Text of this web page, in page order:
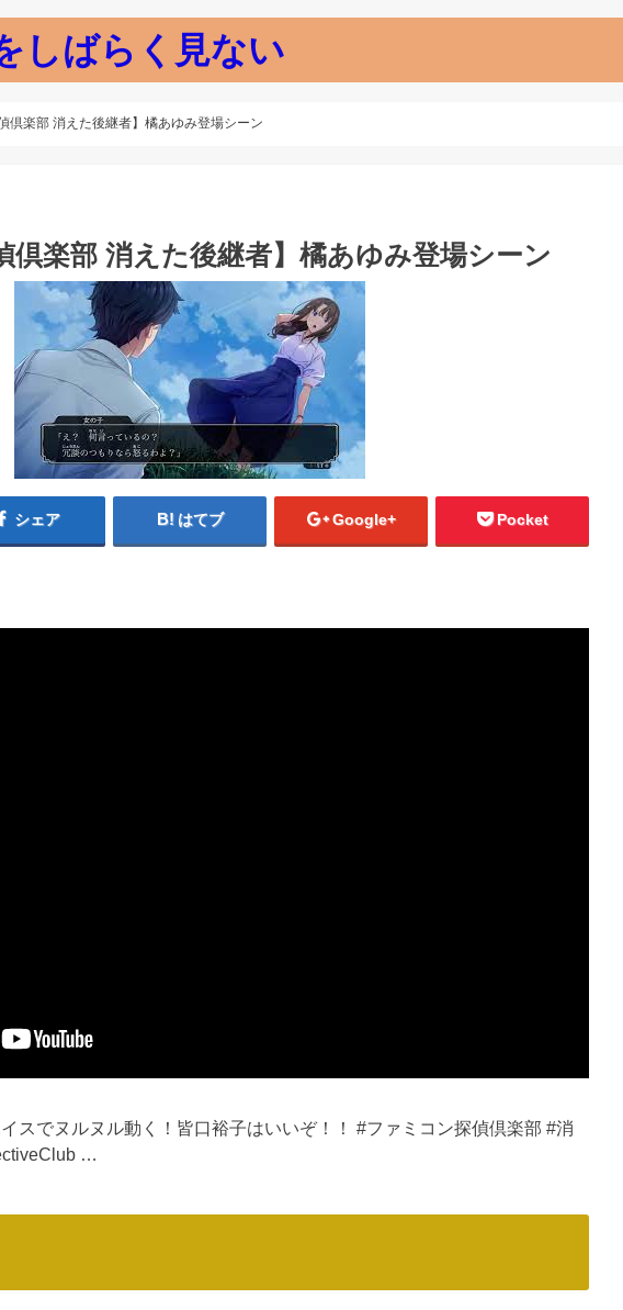
しばらく見ない
倶楽部 消えた後継者】橘あゆみ登場シーン
倶楽部 消えた後継者】橘あゆみ登場シーン
シェア はてブ Google+ Pocket
スでヌルヌル動く！皆口裕子はいいぞ！！ #ファミコン探偵倶楽部 #消
…